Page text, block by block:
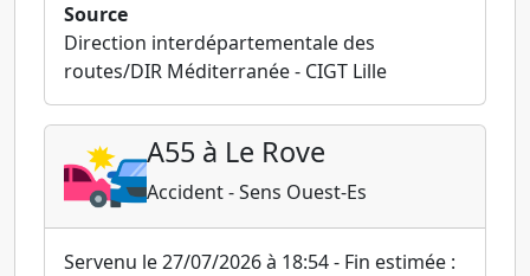
Source
Direction interdépartementale des
routes/DIR Méditerranée - CIGT Lille
A55 à Le Rove
Accident - Sens Ouest-Es
Servenu le 27/07/2026 à 18:54 - Fin estimée :